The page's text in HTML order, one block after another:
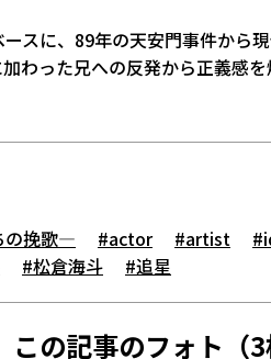
スに、89年の天安門事件から
わった兄への反発から正義感
の挽歌― #actor #artist
#松倉海斗 #追星
この記事のフォト（3